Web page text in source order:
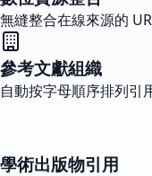
無縫整合在線來源的
參考文獻組織
自動按字母順序排列引
學術出版物引用